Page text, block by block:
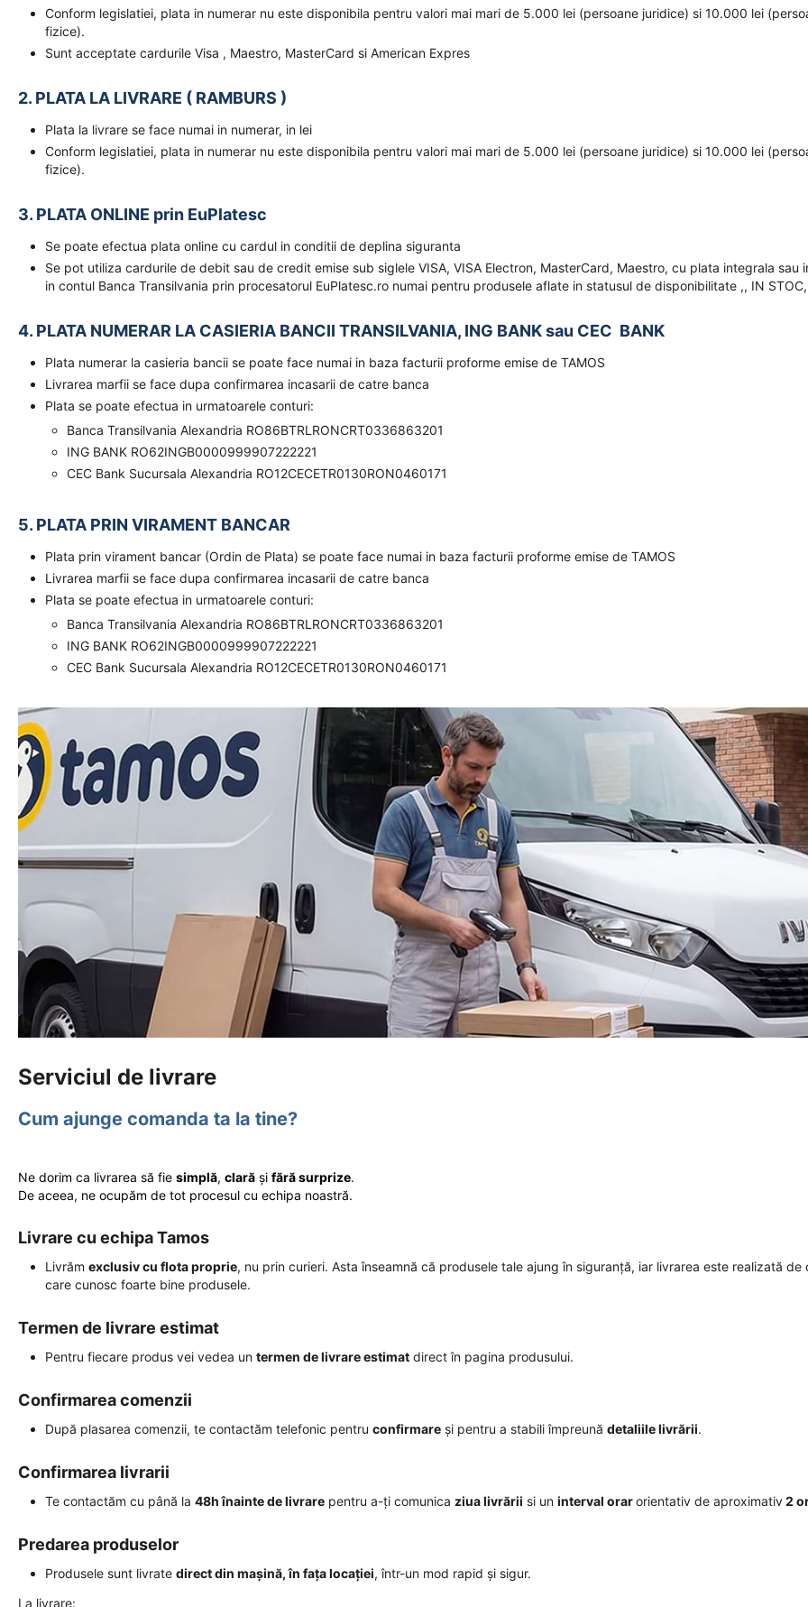
Conform legislatiei, plata in numerar nu este disponibila pentru valori mai mari de 5.000 lei (persoane juridice) si 10.000 lei
fizice).
Sunt acceptate cardurile Visa , Maestro, MasterCard si American Expres
2. PLATA LA LIVRARE ( RAMBURS )
Plata la livrare se face numai in numerar, in lei
Conform legislatiei, plata in numerar nu este disponibila pentru valori mai mari de 5.000 lei (persoane juridice) si 10.000 lei
fizice).
3. PLATA ONLINE prin EuPlatesc
Se poate efectua plata online cu cardul in conditii de deplina siguranta
Se pot utiliza cardurile de debit sau de credit emise sub siglele VISA, VISA Electron, MasterCard, Maestro, cu plata integrala sau
in contul Banca Transilvania prin procesatorul EuPlatesc.ro numai pentru produsele aflate in statusul de disponibilitate ,, IN
4. PLATA NUMERAR LA CASIERIA BANCII TRANSILVANIA, ING BANK sau CEC BANK
Plata numerar la casieria bancii se poate face numai in baza facturii proforme emise de TAMOS
Livrarea marfii se face dupa confirmarea incasarii de catre banca
Plata se poate efectua in urmatoarele conturi:
Banca Transilvania Alexandria RO86BTRLRONCRT0336863201
ING BANK RO62INGB0000999907222221
CEC Bank Sucursala Alexandria RO12CECETR0130RON0460171
5. PLATA PRIN VIRAMENT BANCAR
Plata prin virament bancar (Ordin de Plata) se poate face numai in baza facturii proforme emise de TAMOS
Livrarea marfii se face dupa confirmarea incasarii de catre banca
Plata se poate efectua in urmatoarele conturi:
Banca Transilvania Alexandria RO86BTRLRONCRT0336863201
ING BANK RO62INGB0000999907222221
CEC Bank Sucursala Alexandria RO12CECETR0130RON0460171
Serviciul de livrare
Cum ajunge comanda ta la tine?
Ne dorim ca livrarea să fie simplă, clară și fără surprize.
De aceea, ne ocupăm de tot procesul cu echipa noastră.
Livrare cu echipa Tamos
Livrăm exclusiv cu flota proprie, nu prin curieri. Asta înseamnă că produsele tale ajung în siguranță, iar livrarea este realizată de
care cunosc foarte bine produsele.
Termen de livrare estimat
Pentru fiecare produs vei vedea un termen de livrare estimat direct în pagina produsului.
Confirmarea comenzii
După plasarea comenzii, te contactăm telefonic pentru confirmare și pentru a stabili împreună detaliile livrării.
Confirmarea livrarii
Te contactăm cu până la 48h înainte de livrare pentru a-ți comunica ziua livrării si un interval orarorientativ de aproximativ2
Predarea produselor
Produsele sunt livrate direct din mașină, în fața locației, într-un mod rapid și sigur.
La livrare: